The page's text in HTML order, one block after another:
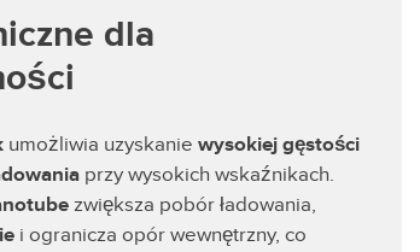
dla
umożliwia uzyskanie wysokiej gęstości
przy wysokich wskaźnikach.
zwiększa pobór ładowania,
i ogranicza opór wewnętrzny, co